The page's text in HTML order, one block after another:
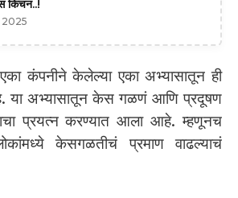
किचन..!
2025
एका कंपनीने केलेल्या एका अभ्यासातून ही
या अभ्यासातून केस गळणं आणि प्रदूषण
प्रयत्न करण्यात आला आहे. म्हणूनच
केसगळतीचं प्रमाण वाढल्याचं